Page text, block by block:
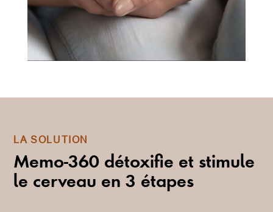
LA SOLUTION
Memo-360 détoxifie et stimule
le cerveau en 3 étapes